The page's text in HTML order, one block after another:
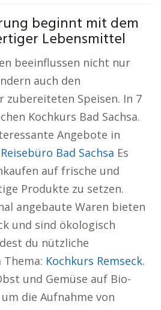
beginnt mit dem
Lebensmittel
beeinflussen nicht nur
auch den
zubereiteten Speisen. In 7
Kochkurs Bad Sachsa.
Angebote in
Reisebüro Bad Sachsa Es
auf frische und
Produkte zu setzen.
angebaute Waren bieten
und sind ökologisch
du nützliche
Kochkurs Remseck.
und Gemüse auf Bio-
die Aufnahme von